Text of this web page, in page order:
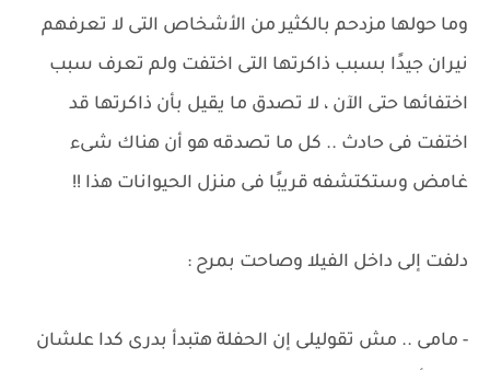
وما حولها مزدحم بالكثير من الأشخاص التى لا تعرفهم
نيران جيدًا بسبب ذاكرتها التى اختفت ولم تعرف سبب
اختفائها حتى الآن ، لا تصدق ما يقيل بأن ذاكرتها قد
اختفت فى حادث .. كل ما تصدقه هو أن هناك شىء
غامض وستكتشفه قريبًا فى منزل الحيوانات هذا !!
دلفت إلى داخل الفيلا وصاحت بمرح :
- مامى .. مش تقوليلى إن الحفلة هتبدأ بدرى كدا علشان